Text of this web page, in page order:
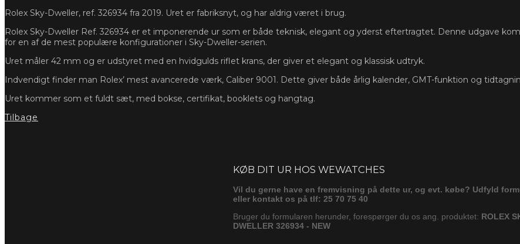
Rolex Sky-Dweller, ref. 326934 fra 2019. Uret er fabriksnyt, og har aldrig været i brug.
Rolex Sky-Dweller Ref. 326934 er et imponerende ur som er både teknisk, elegant og yderst eftertragtet. Denne udgave
for en af de mest populære konfigurationer i Sky-Dweller-serien.
Uret måler 42 mm og er udstyret med en hvidgulds riflet krans, der giver et elegant og klassisk udtryk.
Indvendigt finder man Rolex’ mest avancerede værk, Caliber 9001. Dette giver både årlig kalender, GMT-funktion og
Uret kommer som et fuldt sæt, med bokse, certifikat, booklets og hangtag.
Tilbage
KØB DIT UR HOS WEWATCHES
Vil du gerne have en fremvisning på dette ur, og evt. købe? Udfyld
eller kontakt os på tlf: 25 70 75 40
Bruger du formularen herunder, forespørger du os ang. produktet: ROLEX
DWELLER 326934 - NEW